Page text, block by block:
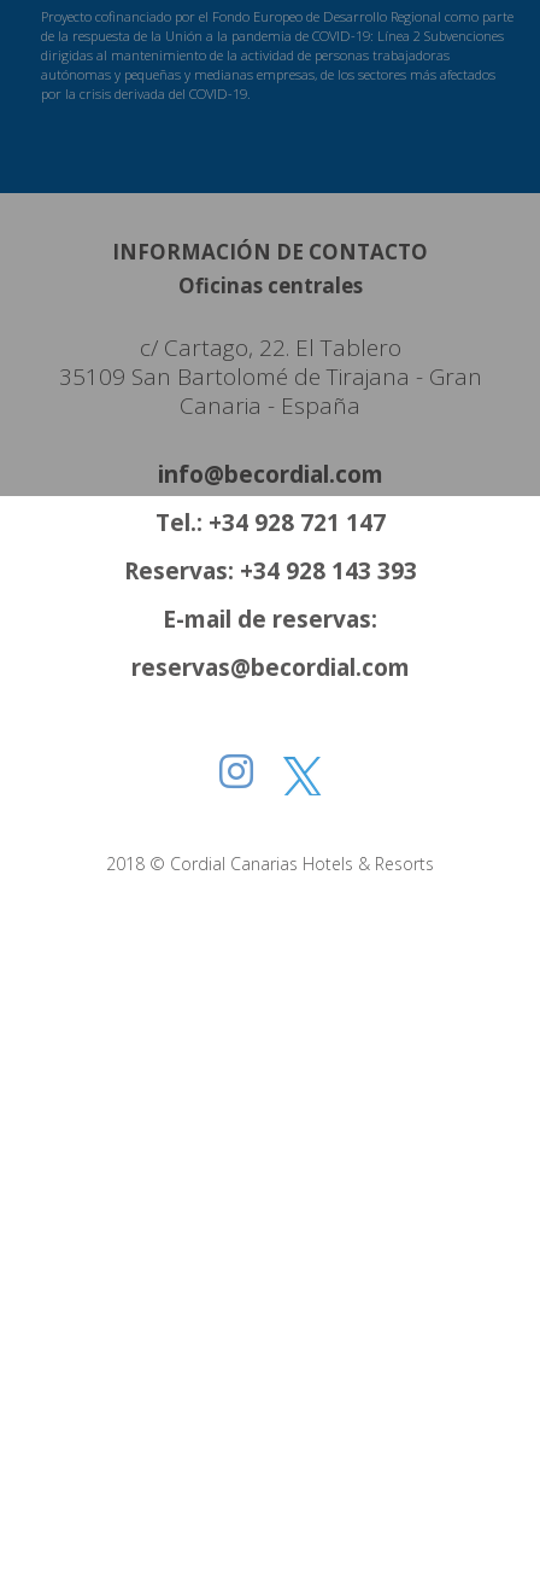
Proyecto cofinanciado por el Fondo Europeo de Desarrollo Regional como parte
de la respuesta de la Unión a la pandemia de COVID-19: Línea 2 Subvenciones
dirigidas al mantenimiento de la actividad de personas trabajadoras
autónomas y pequeñas y medianas empresas, de los sectores más afectados
por la crisis derivada del COVID-19.
INFORMACIÓN DE CONTACTO
Oficinas centrales
c/ Cartago, 22. El Tablero
35109 San Bartolomé de Tirajana - Gran
Canaria - España
info@becordial.com
Tel.: +34 928 721 147
Reservas: +34 928 143 393
E-mail de reservas:
reservas@becordial.com
2018 © Cordial Canarias Hotels & Resorts